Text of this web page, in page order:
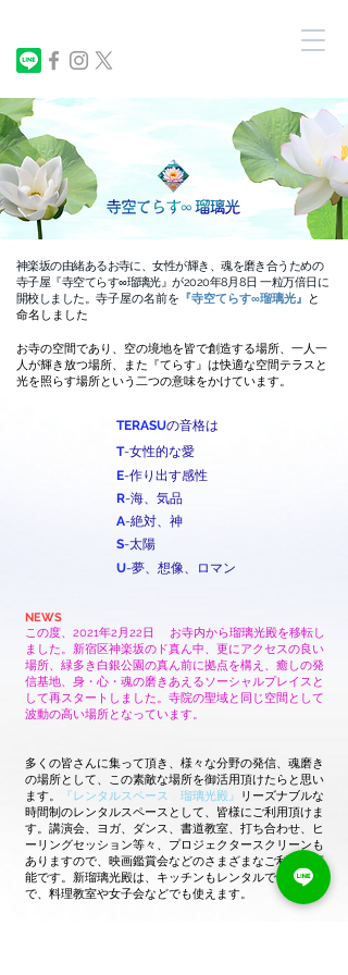
神楽坂の由緒あるお寺に、女性が輝き、魂を磨き合うための
寺子屋 ​『寺空てらす∞瑠璃光』が2020年8月8日 一粒万倍日に
開校しました。寺子屋の名前を 『寺空てらす∞瑠璃光』
と
命名しました
お寺の空間であり、空の境地を皆で創造する場所、一人一
人が輝き放つ場所​、
また 『てらす』は快適な空間テラスと
光を照らす場所という二つの意味をかけています。
TERASUの音格は
E-作り出す感性
R-海、気品
S-太陽
T-女性的な愛
A-絶対、神
U-夢、想像、ロマン
NEWS
この度、2021年2月22日 お寺内から瑠璃光殿を移転し
ました。新宿区神楽坂のド真ん中、更にアクセスの良い
場所、緑多き白銀公園の真ん前に拠点を構え、癒しの発
信基地、身・心・魂の磨きあえるソーシャルプレイスと
して再スタートしました。 寺院の聖域と同じ空間として
波動の高い場所となっています。
多くの皆さんに集って頂き、様々な分野の発信、魂磨き
の場所として、この素敵な場所を御活用頂けたらと思い
ます。
『レンタルスペース 瑠璃光殿』
リーズナブルな
時間制のレンタルスペースとして、皆様にご利用頂けま
す。 講演会、ヨガ、ダンス、書道教室、打ち合わせ、ヒ
ーリングセッション等々、 プロジェクタースクリーンも
ありますので、映画鑑賞会などのさまざまなご利用が可
能です。 ​新瑠璃光殿は、キッチンもレンタルできますの
で、料理教室や女子会などでも使えます。